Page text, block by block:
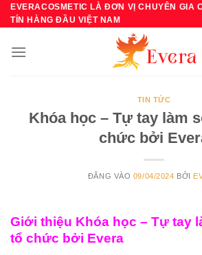
Bỏ
qua
dung
EVERACOSMETIC LÀ ĐƠN VỊ CHUYÊN GIA
TÍN HÀNG ĐẦU VIỆT NAM
TIN TỨC
Khóa học – Tự tay làm
chức bởi
ĐĂNG VÀO 09/04/2024 BỞI
Giới thiệu Khóa học – Tự tay
tổ chức bởi Evera